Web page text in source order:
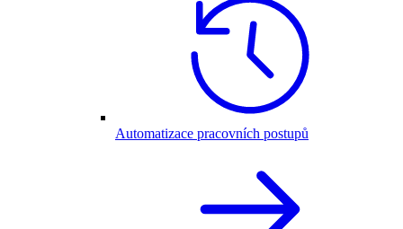
Automatizace pracovních postupů